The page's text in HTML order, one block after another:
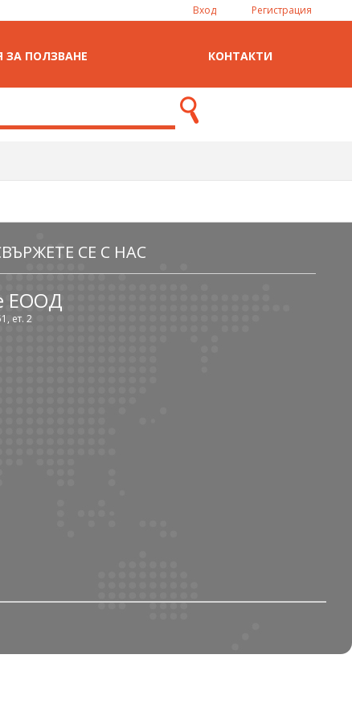
Вход Регистрация
ЗА ПОЛЗВАНЕ КОНТАКТИ
СЕ С НАС
ЕООД
ет. 2